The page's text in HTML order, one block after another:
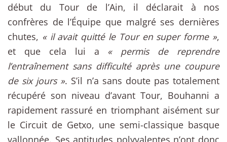
début du Tour de l’Ain, il déclarait à nos
confrères de l’Équipe que malgré ses dernières
chutes, « il avait quitté le Tour en super forme »,
et que cela lui a « permis de reprendre
l’entraînement sans difficulté après une coupure
de six jours ». S’il n’a sans doute pas totalement
récupéré son niveau d’avant Tour, Bouhanni a
rapidement rassuré en triomphant aisément sur
le Circuit de Getxo, une semi-classique basque
vallonnée. Ses aptitudes polyvalentes n’ont donc